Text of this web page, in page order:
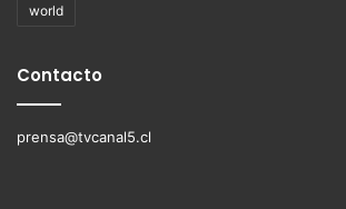
world
Contacto
prensa@tvcanal5.cl